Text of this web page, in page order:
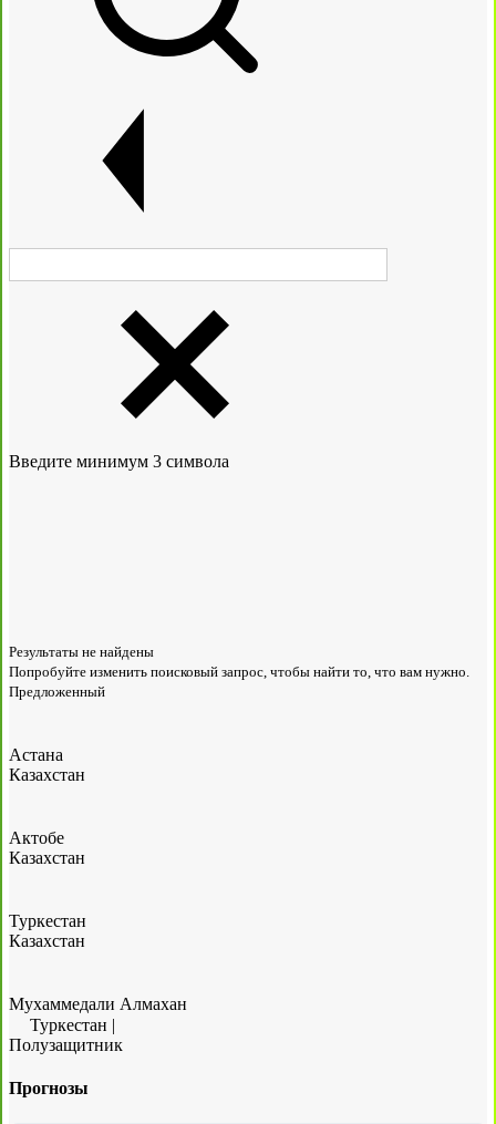
Введите минимум 3 символа
Результаты не найдены
Попробуйте изменить поисковый запрос, чтобы найти то, что вам нужно.
Предложенный
Астана
Казахстан
Актобе
Казахстан
Туркестан
Казахстан
Мухаммедали Алмахан
Туркестан |
Полузащитник
Прогнозы